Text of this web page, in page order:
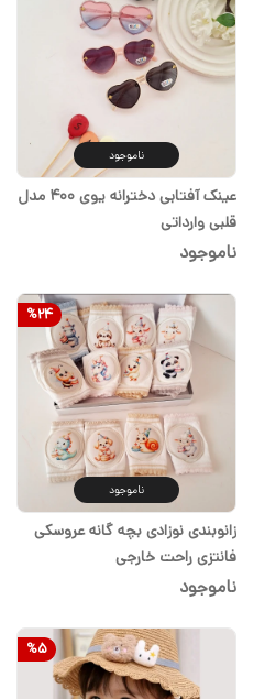
ناموجود
عینک آفتابی دخترانه یوی ۴۰۰ مدل
قلبی وارداتی
ناموجود
%24
ناموجود
زانوبندی نوزادی بچه گانه عروسکی
فانتزی راحت خارجی
ناموجود
%5